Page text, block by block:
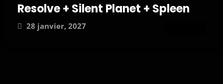
Resolve + Silent Planet + Spleen
28 janvier, 2027